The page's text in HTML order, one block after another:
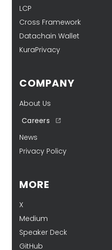
LCP
Cross Framework
Datachain Wallet
KuraPrivacy
COMPANY
About Us
Careers
News
Privacy Policy
MORE
X
Medium
Speaker Deck
GitHub